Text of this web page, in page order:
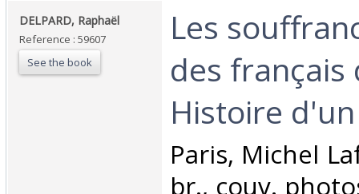
‎DELPARD, Raphaël‎
Reference : 59607
See the book
‎Les
des français
Histoire
‎Paris, Michel
br., couv.